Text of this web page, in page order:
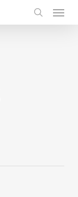
search
Menu